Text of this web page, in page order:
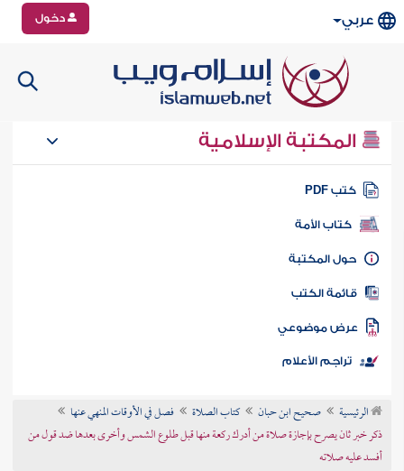
عربي دخول
المكتبة الإسلامية
كتب PDF
كتاب الأمة
المكتبة
الكتب
موضوعي
تراجم الأعلام
الرئيسية صحيح ابن حبان كتاب الصلاة
فصل في الأوقات المنهي عنها
ذكر خبر ثان يصرح بإجازة صلاة من أدرك ركعة منها قبل طلوع الشمس وأخرى بعدها ضد قول من
أفسد عليه صلاته